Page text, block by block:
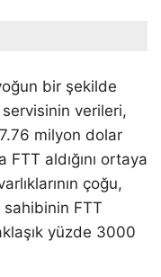
bir şekilde
servisinin verileri,
milyon dolar
aldığını ortaya
çoğu,
sahibinin FTT
yüzde 3000